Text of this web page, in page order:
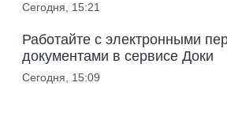
Сегодня, 15:21
Работайте с электронными
документами в сервисе Доки
Сегодня, 15:09